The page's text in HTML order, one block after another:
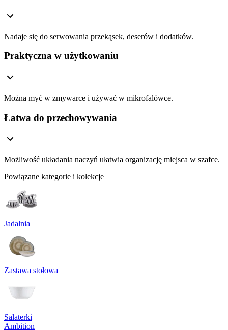
Nadaje się do serwowania przekąsek, deserów i dodatków.
Praktyczna w użytkowaniu
Można myć w zmywarce i używać w mikrofalówce.
Łatwa do przechowywania
Możliwość układania naczyń ułatwia organizację miejsca w szafce.
Powiązane kategorie i kolekcje
Jadalnia
Zastawa stołowa
Salaterki
Ambition